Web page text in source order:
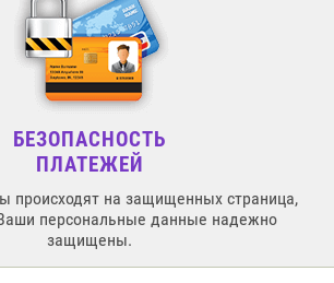
БЕЗОПАСНОСТЬ
ПЛАТЕЖЕЙ
происходят на защищенных страница,
персональные данные надежно
защищены.